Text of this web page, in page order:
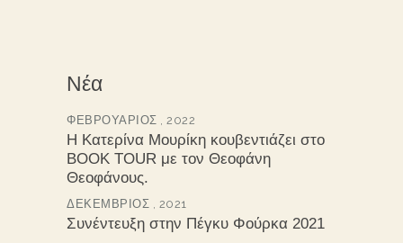
Νέα
ΦΕΒΡΟΥΆΡΙΟΣ , 2022
Η Κατερίνα Μουρίκη κουβεντιάζει στο
BOOK TOUR με τον Θεοφάνη
Θεοφάνους.
ΔΕΚΈΜΒΡΙΟΣ , 2021
Συνέντευξη στην Πέγκυ Φούρκα 2021